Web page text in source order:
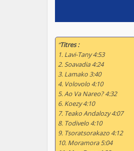
“Titres :
1. Lavi-Tany 4:53
2. Soavadia 4:24
3. Lamako 3:40
4. Volovolo 4:10
5. Ao Va Nareo? 4:32
6. Koezy 4:10
7. Teako Andalozy 4:07
8. Todivelo 4:10
9. Tsoratsorakazo 4:12
10. Moramora 5:04